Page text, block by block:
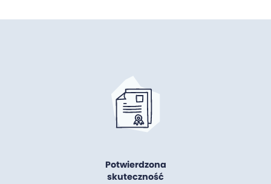
Potwierdzona
skuteczność